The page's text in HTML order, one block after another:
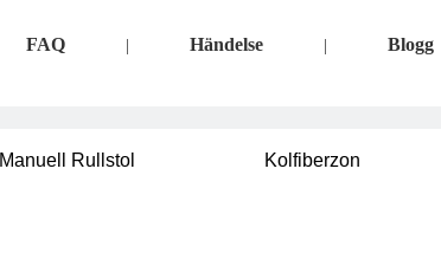
FAQ | Händelse | Blogg
Manuell Rullstol Kolfiberzon